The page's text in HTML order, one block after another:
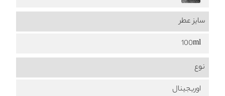
سایز عطر
100ml
نوع
اوریجینال